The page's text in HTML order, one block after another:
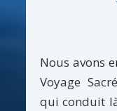
Nous avons
Voyage
qui conduit